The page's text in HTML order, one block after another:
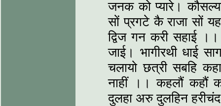
जनक को प्यारे।
सों प्रगटे कै राजा सों
द्विज गन करी सहाई
जाई। भागीरथी धाई
चलायो छत्री सबहि
नाहीं ।। कहलौं कहौं
दुलहा अरु दुलहिन